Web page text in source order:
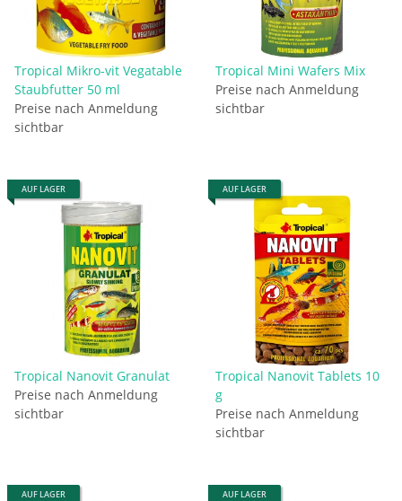
Tropical Mikro-vit Vegatable
Staubfutter 50 ml
Preise nach Anmeldung
sichtbar
Tropical Mini Wafers Mix
Preise nach Anmeldung
sichtbar
AUF LAGER
Tropical Nanovit Granulat
Preise nach Anmeldung
sichtbar
AUF LAGER
Tropical Nanovit Tablets 10
g
Preise nach Anmeldung
sichtbar
AUF LAGER AUF LAGER